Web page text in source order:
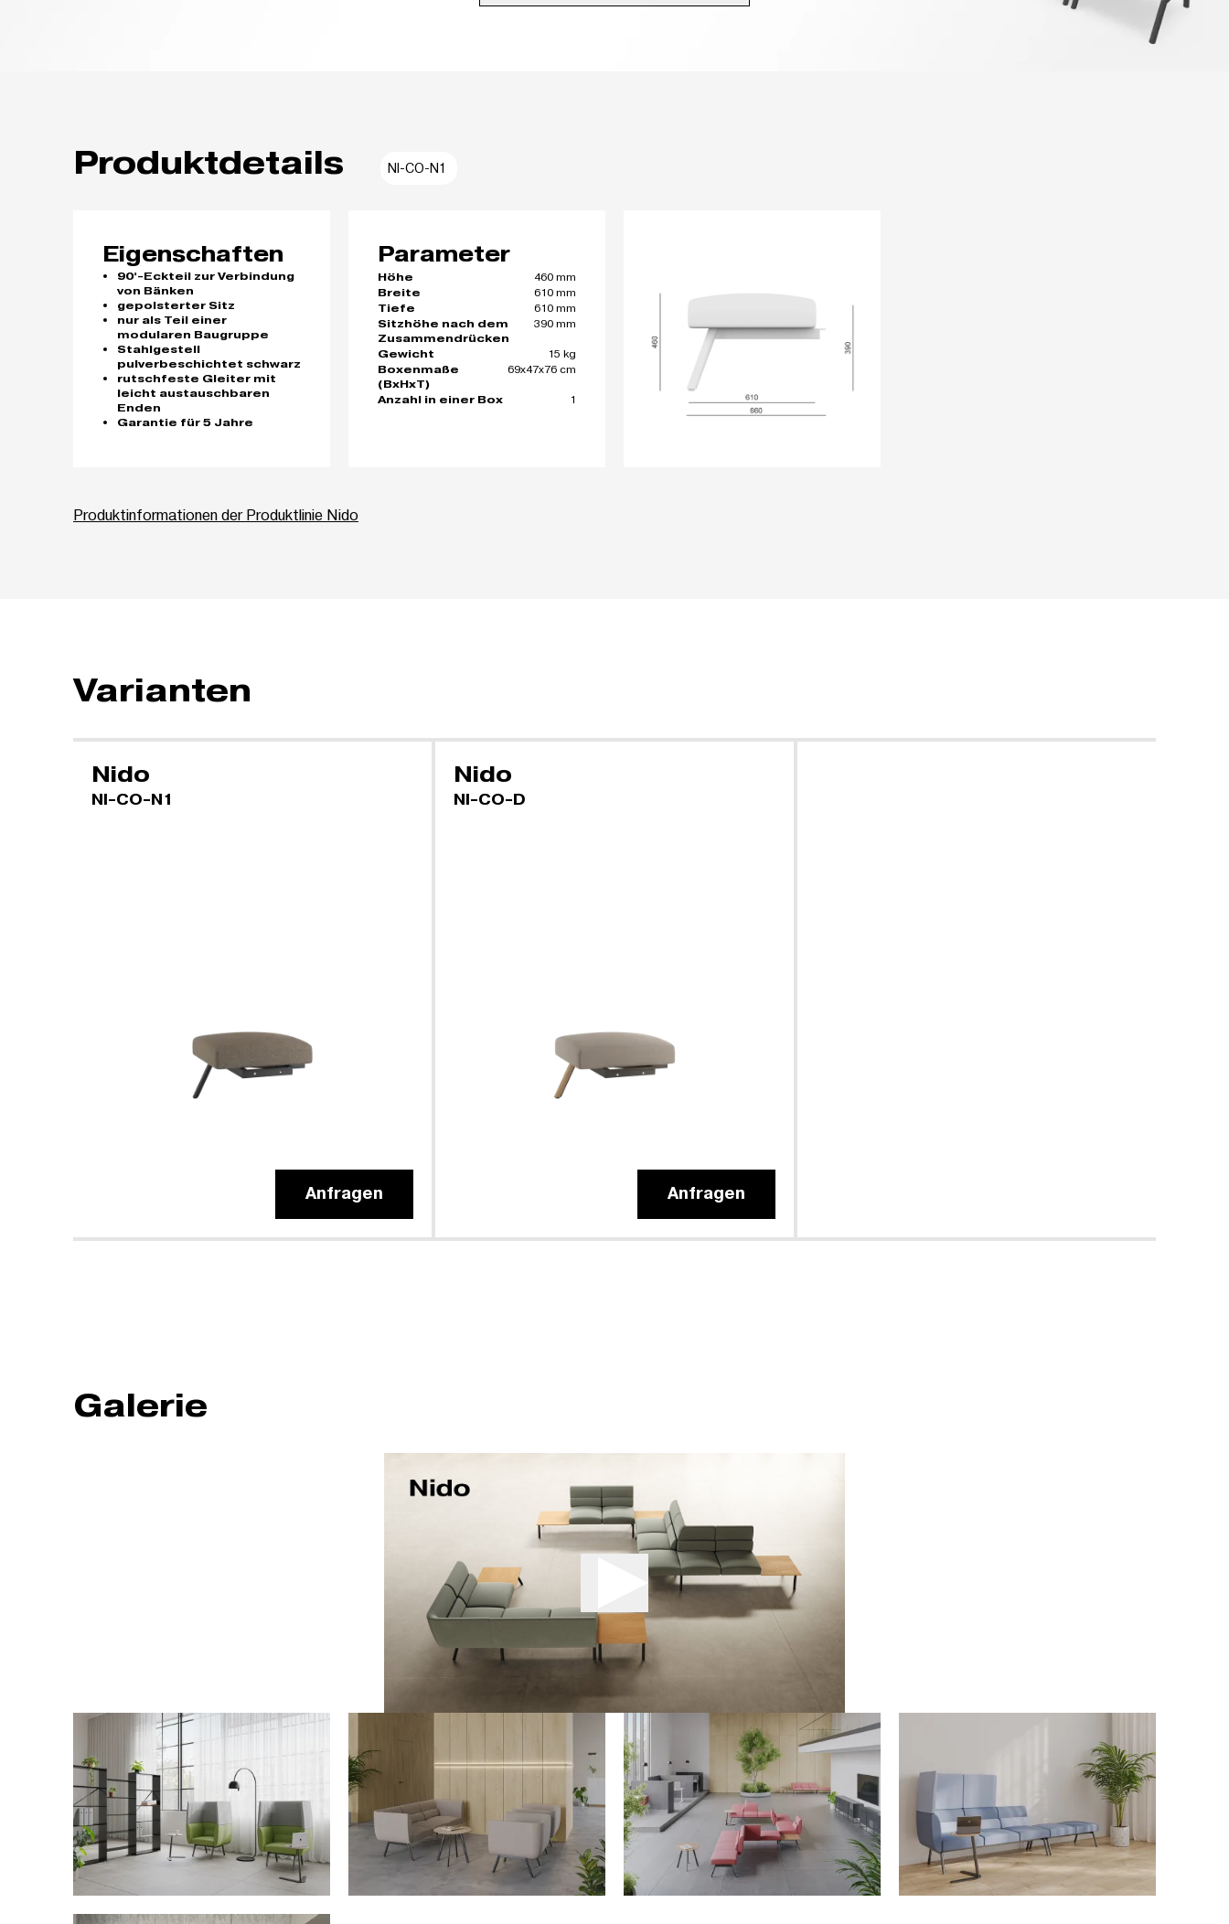
Produktdetails NI-CO-N1
Eigenschaften
90°-Eckteil zur Verbindung
von Bänken
gepolsterter Sitz
nur als Teil einer
modularen Baugruppe
Stahlgestell
pulverbeschichtet schwarz
rutschfeste Gleiter mit
leicht austauschbaren
Enden
Garantie für 5 Jahre
Parameter
Höhe
460 mm
Breite
610 mm
Tiefe
610 mm
Sitzhöhe nach dem
Zusammendrücken
390 mm
Gewicht
15 kg
Boxenmaße
(BxHxT)
69x47x76 cm
Anzahl in einer Box 1
Produktinformationen der Produktlinie Nido
Varianten
Nido
NI-CO-N1
Anfragen
Nido
NI-CO-D
Anfragen
Galerie